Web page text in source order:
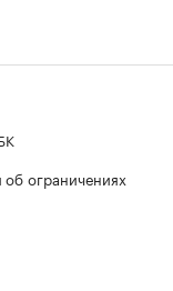
ограничениях